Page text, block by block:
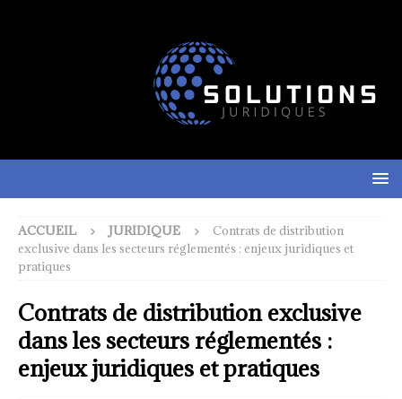
ACCUEIL JURIDIQUE
Contrats de distribution
exclusive dans les secteurs réglementés : enjeux juridiques et
pratiques
Contrats de distribution exclusive
dans les secteurs réglementés :
enjeux juridiques et pratiques